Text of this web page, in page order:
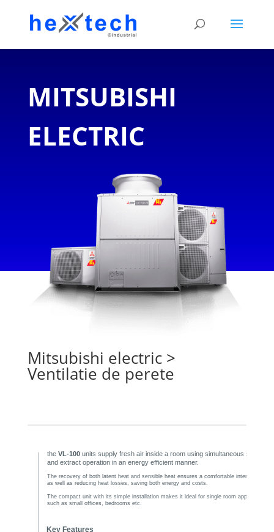
MITSUBISHI
ELECTRIC
Mitsubishi electric>
Ventilatie de perete